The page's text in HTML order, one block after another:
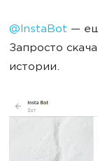
@InstaBot —
Запросто
истории.